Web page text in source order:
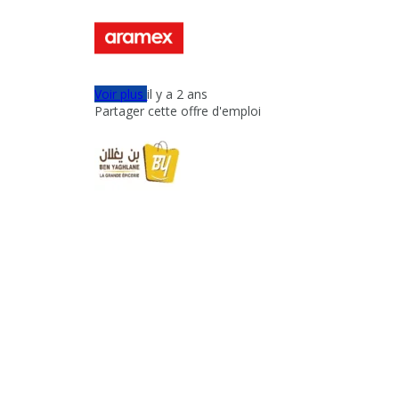
Voir plusil y a 2 ans
Partager cette offre d'emploi